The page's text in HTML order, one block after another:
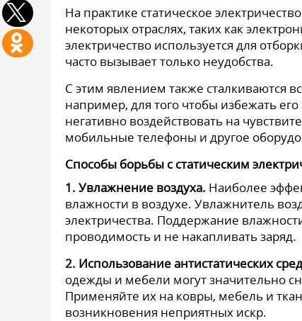
На практике статическое
некоторых отраслях, таких как
электричество используется для
часто вызывает только неудобства.
С этим явлением также сталкиваются
например, для того чтобы избежать
негативно воздействовать на
мобильные телефоны и другое
Способы борьбы с статическим
1. Увлажнение воздуха. Наиболее
влажности в воздухе. Увлажнитель
электричества. Поддержание
проводимость и не накапливать заряд.
2. Использование антистатических
одежды и мебели могут значительно
Применяйте их на ковры, мебель и
возникновения неприятных искр.